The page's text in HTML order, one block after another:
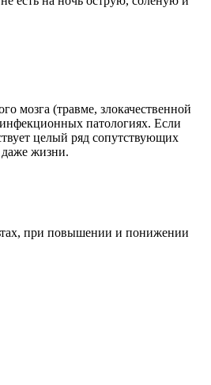
мозга (травме, злокачественной
патологиях. Если
целый ряд сопутствующих
даже жизни.
при повышении и понижении